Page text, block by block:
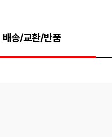
배송/교환/반품